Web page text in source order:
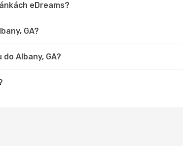
eDreams?
GA?
Albany, GA?